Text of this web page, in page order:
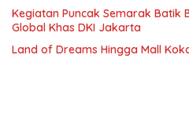
Kegiatan Puncak Semarak Batik
Global Khas DKI Jakarta
Land of Dreams Hingga Mall